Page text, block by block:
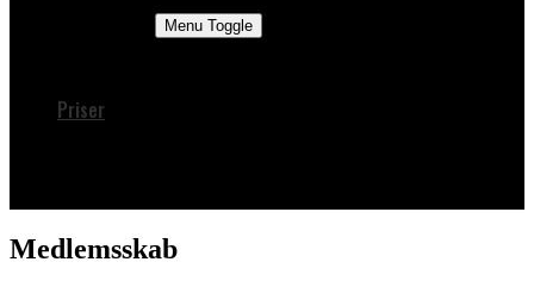
Menu Toggle
Priser
Medlemsskab